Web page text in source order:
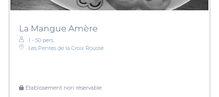
La Mangue Amère
1 - 50 pers.
Les Pentes de la Croix Rousse
Établissement non réservable